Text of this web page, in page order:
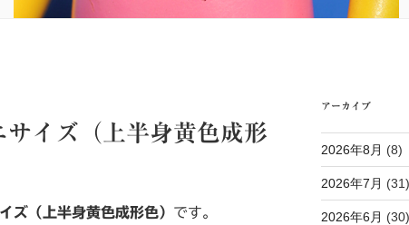
サイズ（上半身黄色成形
ズ（上半身黄色成形色） です。
アーカイブ
2026年8月 (8)
2026年7月 (31)
2026年6月 (30)